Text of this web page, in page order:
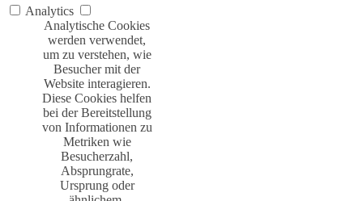
Analytics
Analytische Cookies
werden verwendet,
um zu verstehen, wie
Besucher mit der
Website interagieren.
Diese Cookies helfen
bei der Bereitstellung
von Informationen zu
Metriken wie
Besucherzahl,
Absprungrate,
Ursprung oder